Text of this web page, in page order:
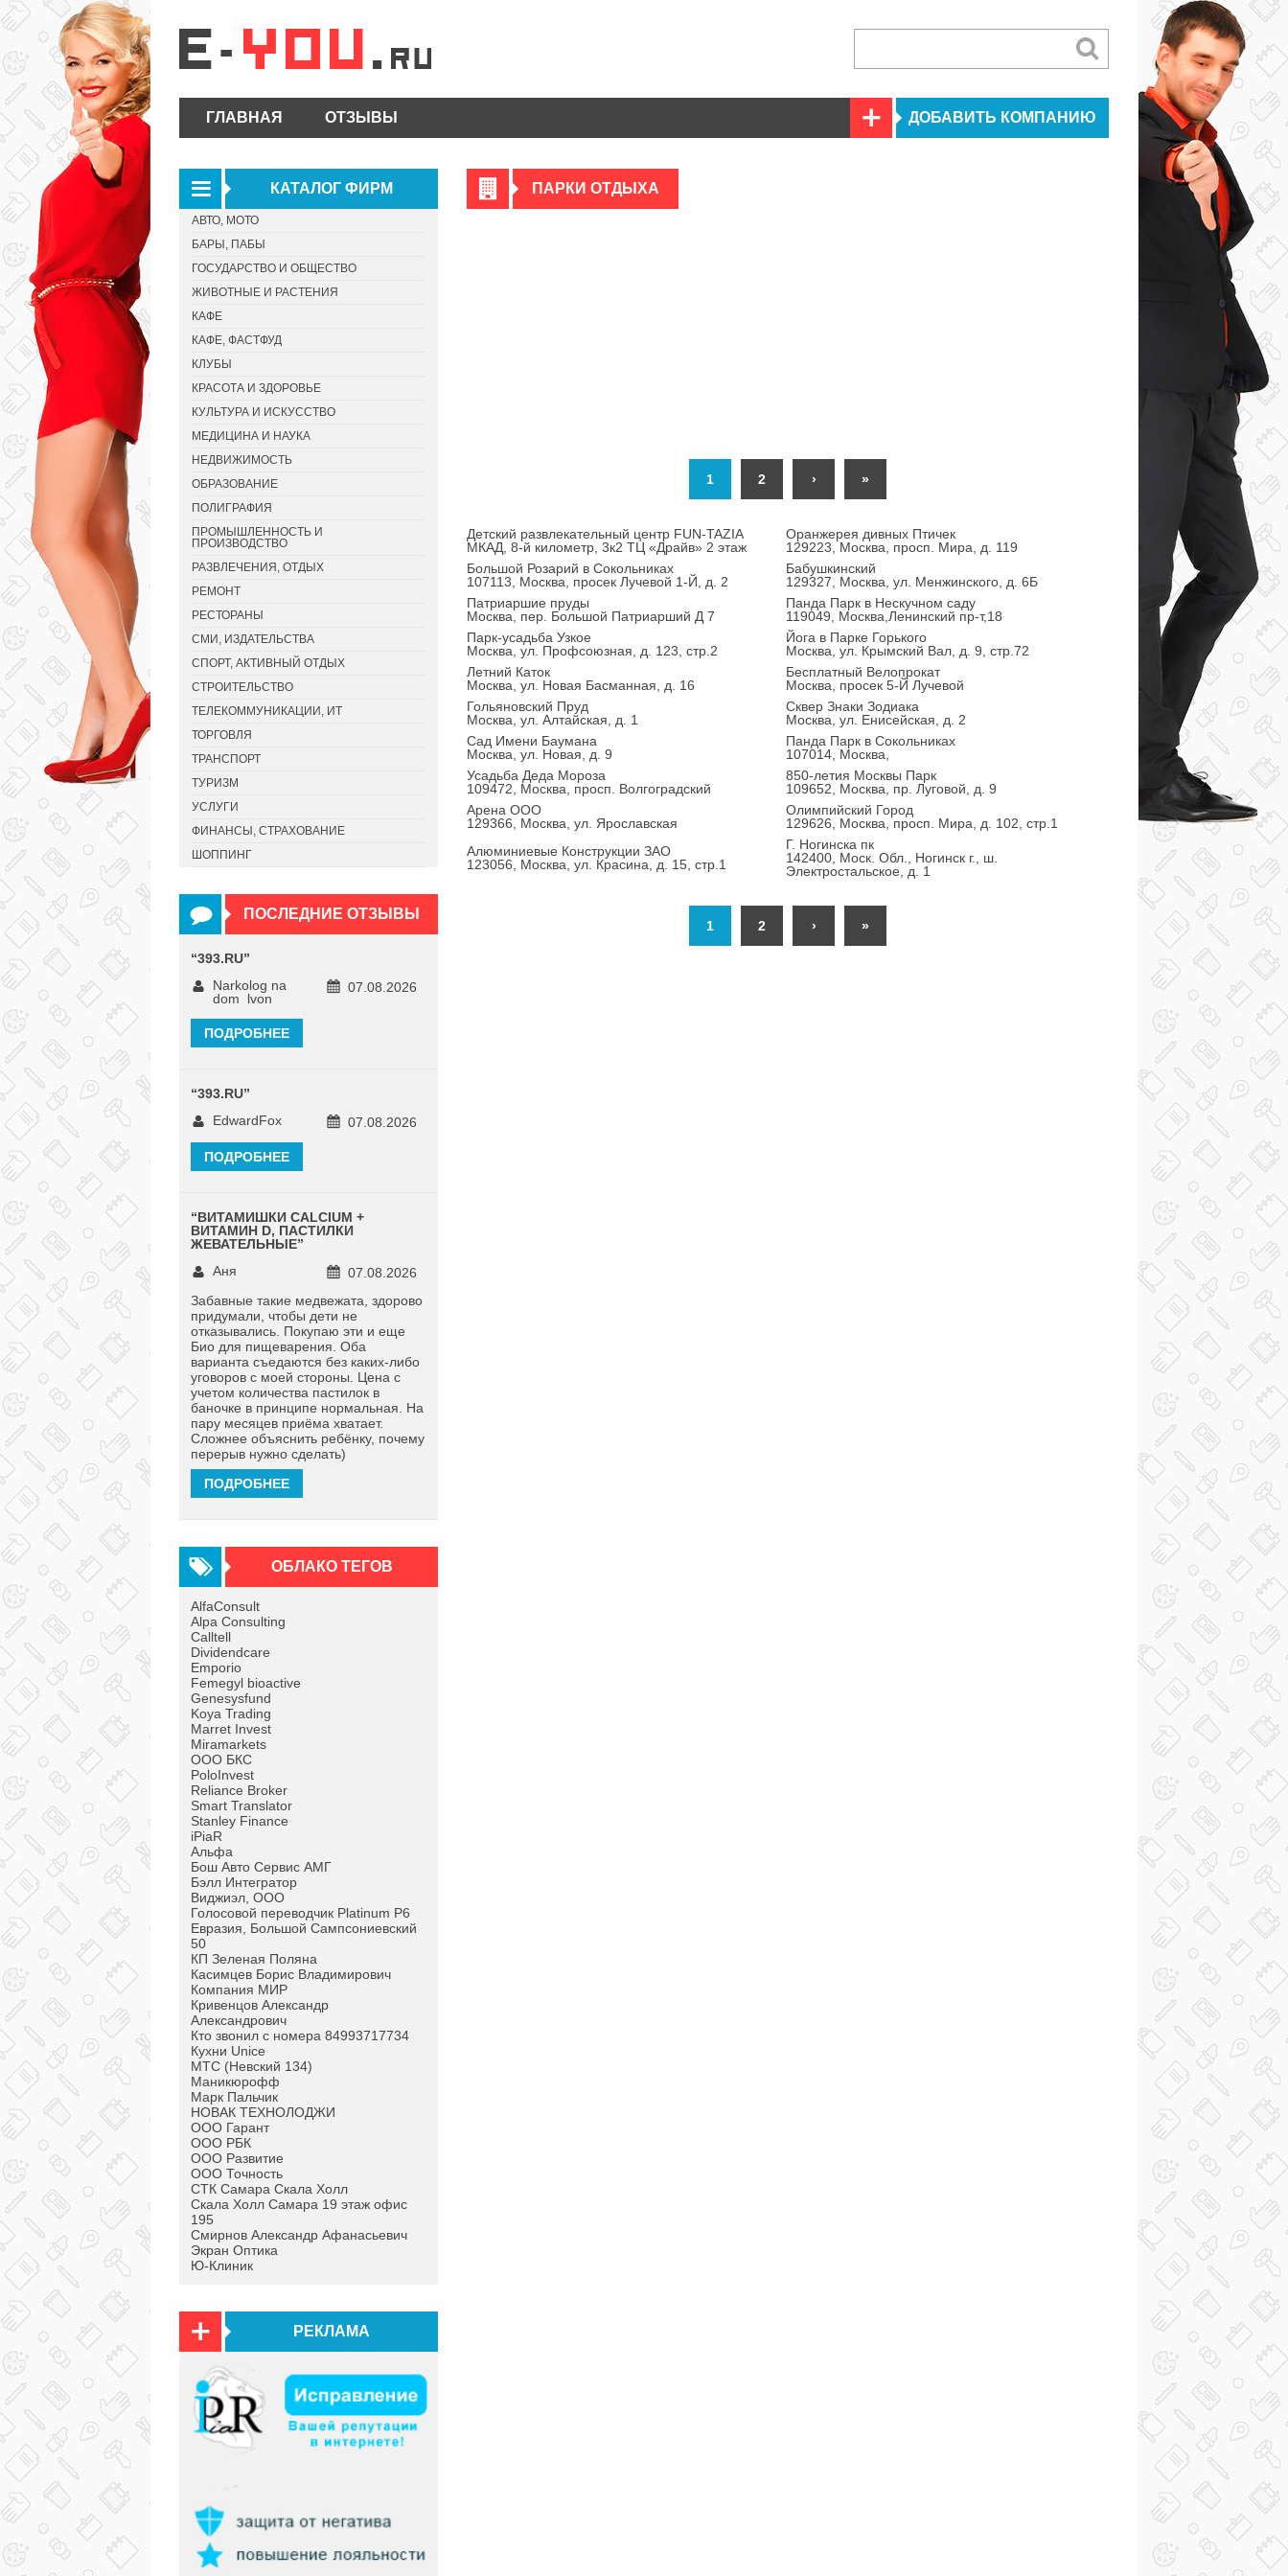
ГЛАВНАЯ ОТЗЫВЫ ДОБАВИТЬ КОМПАНИЮ
ПАРКИ ОТДЫХА
1 2 › »
Детский развлекательный центр FUN-TAZIA
МКАД, 8-й километр, 3к2 ТЦ «Драйв» 2 этаж
Оранжерея дивных Птичек
129223, Москва, просп. Мира, д. 119
Большой Розарий в Сокольниках
107113, Москва, просек Лучевой 1-Й, д. 2
Бабушкинский
129327, Москва, ул. Менжинского, д. 6Б
Патриаршие пруды
Москва, пер. Большой Патриарший Д 7
Панда Парк в Нескучном саду
119049, Москва,Ленинский пр-т,18
Парк-усадьба Узкое
Москва, ул. Профсоюзная, д. 123, стр.2
Йога в Парке Горького
Москва, ул. Крымский Вал, д. 9, стр.72
Летний Каток
Москва, ул. Новая Басманная, д. 16
Бесплатный Велопрокат
Москва, просек 5-Й Лучевой
Гольяновский Пруд
Москва, ул. Алтайская, д. 1
Сквер Знаки Зодиака
Москва, ул. Енисейская, д. 2
Сад Имени Баумана
Москва, ул. Новая, д. 9
Панда Парк в Сокольниках
107014, Москва,
Усадьба Деда Мороза
109472, Москва, просп. Волгоградский
850-летия Москвы Парк
109652, Москва, пр. Луговой, д. 9
Арена ООО
129366, Москва, ул. Ярославская
Олимпийский Город
129626, Москва, просп. Мира, д. 102, стр.1
Алюминиевые Конструкции ЗАО
123056, Москва, ул. Красина, д. 15, стр.1
Г. Ногинска пк
142400, Моск. Обл., Ногинск г., ш.
Электростальское, д. 1
1 2 › »
КАТАЛОГ ФИРМ
АВТО, МОТО
БАРЫ, ПАБЫ
ГОСУДАРСТВО И ОБЩЕСТВО
ЖИВОТНЫЕ И РАСТЕНИЯ
КАФЕ
КАФЕ, ФАСТФУД
КЛУБЫ
КРАСОТА И ЗДОРОВЬЕ
КУЛЬТУРА И ИСКУССТВО
МЕДИЦИНА И НАУКА
НЕДВИЖИМОСТЬ
ОБРАЗОВАНИЕ
ПОЛИГРАФИЯ
ПРОМЫШЛЕННОСТЬ И
ПРОИЗВОДСТВО
РАЗВЛЕЧЕНИЯ, ОТДЫХ
РЕМОНТ
РЕСТОРАНЫ
СМИ, ИЗДАТЕЛЬСТВА
СПОРТ, АКТИВНЫЙ ОТДЫХ
СТРОИТЕЛЬСТВО
ТЕЛЕКОММУНИКАЦИИ, ИТ
ТОРГОВЛЯ
ТРАНСПОРТ
ТУРИЗМ
УСЛУГИ
ФИНАНСЫ, СТРАХОВАНИЕ
ШОППИНГ
ПОСЛЕДНИЕ ОТЗЫВЫ
“393.RU”
07.08.2026
Narkolog na
dom_lvon
ПОДРОБНЕЕ
“393.RU”
07.08.2026
EdwardFox
ПОДРОБНЕЕ
“ВИТАМИШКИ CALCIUM +
ВИТАМИН D, ПАСТИЛКИ
ЖЕВАТЕЛЬНЫЕ”
07.08.2026
Аня
Забавные такие медвежата, здорово
придумали, чтобы дети не
отказывались. Покупаю эти и еще
Био для пищеварения. Оба
варианта съедаются без каких-либо
уговоров с моей стороны. Цена с
учетом количества пастилок в
баночке в принципе нормальная. На
пару месяцев приёма хватает.
Сложнее объяснить ребёнку, почему
перерыв нужно сделать)
ПОДРОБНЕЕ
ОБЛАКО ТЕГОВ
AlfaConsult
Alpa Consulting
Calltell
Dividendcare
Emporio
Femegyl bioactive
Genesysfund
Koya Trading
Marret Invest
Miramarkets
OOO БКС
PoloInvest
Reliance Broker
Smart Translator
Stanley Finance
iPiaR
Альфа
Бош Авто Сервис АМГ
Бэлл Интегратор
Виджиэл, ООО
Голосовой переводчик Platinum P6
Евразия, Большой Сампсониевский
50
КП Зеленая Поляна
Касимцев Борис Владимирович
Компания МИР
Кривенцов Александр
Александрович
Кто звонил с номера 84993717734
Кухни Unice
МТС (Невский 134)
Маникюрофф
Марк Пальчик
НОВАК ТЕХНОЛОДЖИ
ООО Гарант
ООО РБК
ООО Развитие
ООО Точность
СТК Самара Скала Холл
Скала Холл Самара 19 этаж офис
195
Смирнов Александр Афанасьевич
Экран Оптика
Ю-Клиник
РЕКЛАМА